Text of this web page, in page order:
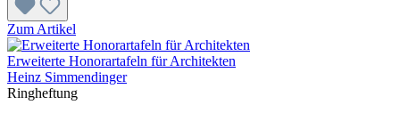
Zum Artikel
Erweiterte Honorartafeln für Architekten
Heinz Simmendinger
Ringheftung